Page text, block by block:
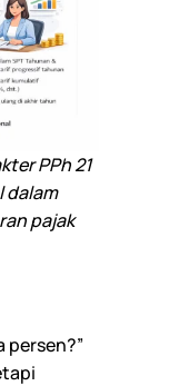
PPh 21
dalam
pajak
persen?”